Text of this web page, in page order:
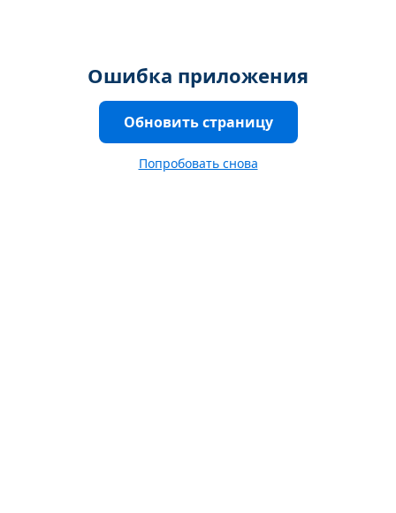
Ошибка приложения
Обновить страницу
Попробовать снова